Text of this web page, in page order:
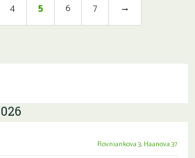
4 5 6 7 →
Rovniankova 3,Haanova 37